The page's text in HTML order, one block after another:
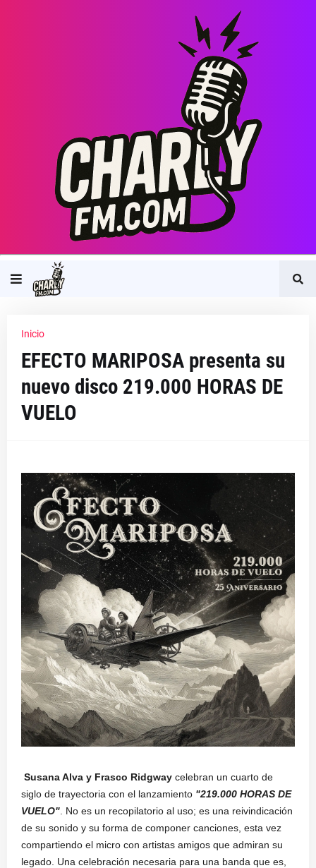
Inicio
EFECTO MARIPOSA presenta su
nuevo disco 219.000 HORAS DE
VUELO
Susana Alva y Frasco Ridgway celebran un cuarto de
siglo de trayectoria con el lanzamiento "219.000 HORAS DE
VUELO" . No es un recopilatorio al uso; es una reivindicación
de su sonido y su forma de componer canciones, esta vez
compartiendo el micro con artistas amigos que admiran su
legado. Una celebración necesaria para una banda que es,